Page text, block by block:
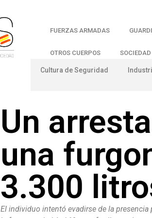
FUERZAS ARMADAS
OTROS CUERPOS SOCIEDAD
Cultura de Seguridad
Un
una
3.300
El individuo intentó evadirse de la